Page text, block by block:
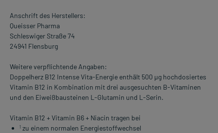
Anschrift des Herstellers:
Queisser Pharma
Schleswiger Straße 74
24941 Flensburg
Weitere verpflichtende Angaben:
Doppelherz B12 Intense Vita-Energie enthält 500 µg hochdosiertes
Vitamin B12 in Kombination mit drei ausgesuchten B-Vitaminen
und den Eiweißbausteinen L-Glutamin und L-Serin.
Vitamin B12 + Vitamin B6 + Niacin tragen bei
1 zu einem normalen Energiestoffwechsel